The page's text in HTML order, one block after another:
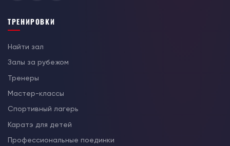
ТРЕНИРОВКИ
Найти зал
Залы за рубежом
Тренеры
Мастер-классы
Спортивный лагерь
Каратэ для детей
Профессиональные поединки